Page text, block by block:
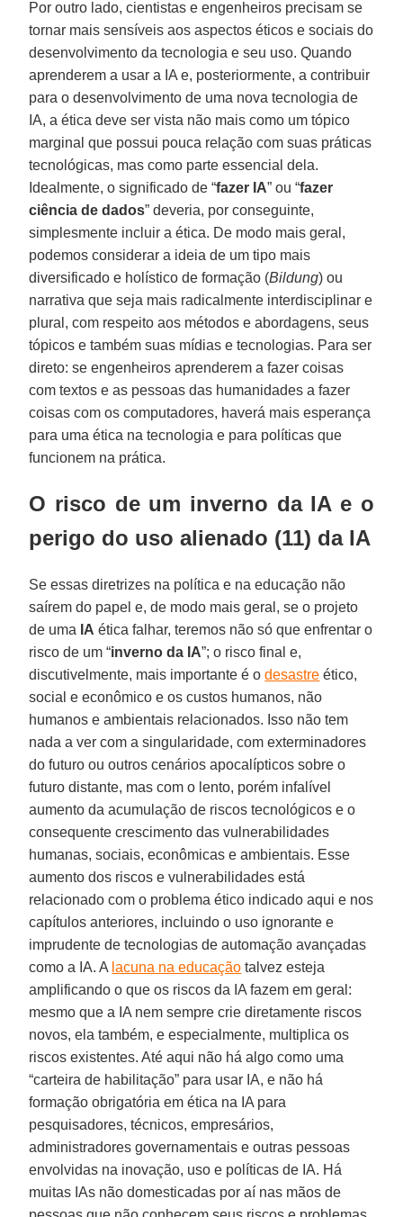
Por outro lado, cientistas e engenheiros precisam se
tornar mais sensíveis aos aspectos éticos e sociais do
desenvolvimento da tecnologia e seu uso. Quando
aprenderem a usar a IA e, posteriormente, a contribuir
para o desenvolvimento de uma nova tecnologia de
IA, a ética deve ser vista não mais como um tópico
marginal que possui pouca relação com suas práticas
tecnológicas, mas como parte essencial dela.
Idealmente, o significado de “fazer IA” ou “fazer
ciência de dados” deveria, por conseguinte,
simplesmente incluir a ética. De modo mais geral,
podemos considerar a ideia de um tipo mais
diversificado e holístico de formação (Bildung) ou
narrativa que seja mais radicalmente interdisciplinar e
plural, com respeito aos métodos e abordagens, seus
tópicos e também suas mídias e tecnologias. Para ser
direto: se engenheiros aprenderem a fazer coisas
com textos e as pessoas das humanidades a fazer
coisas com os computadores, haverá mais esperança
para uma ética na tecnologia e para políticas que
funcionem na prática.
O risco de um inverno da IA e o
perigo do uso alienado (11) da IA
Se essas diretrizes na política e na educação não
saírem do papel e, de modo mais geral, se o projeto
de uma IA ética falhar, teremos não só que enfrentar o
risco de um “inverno da IA”; o risco final e,
discutivelmente, mais importante é odesastre ético,
social e econômico e os custos humanos, não
humanos e ambientais relacionados. Isso não tem
nada a ver com a singularidade, com exterminadores
do futuro ou outros cenários apocalípticos sobre o
futuro distante, mas com o lento, porém infalível
aumento da acumulação de riscos tecnológicos e o
consequente crescimento das vulnerabilidades
humanas, sociais, econômicas e ambientais. Esse
aumento dos riscos e vulnerabilidades está
relacionado com o problema ético indicado aqui e nos
capítulos anteriores, incluindo o uso ignorante e
imprudente de tecnologias de automação avançadas
como a IA. A lacuna na educação talvez esteja
amplificando o que os riscos da IA fazem em geral:
mesmo que a IA nem sempre crie diretamente riscos
novos, ela também, e especialmente, multiplica os
riscos existentes. Até aqui não há algo como uma
“carteira de habilitação” para usar IA, e não há
formação obrigatória em ética na IA para
pesquisadores, técnicos, empresários,
administradores governamentais e outras pessoas
envolvidas na inovação, uso e políticas de IA. Há
muitas IAs não domesticadas por aí nas mãos de